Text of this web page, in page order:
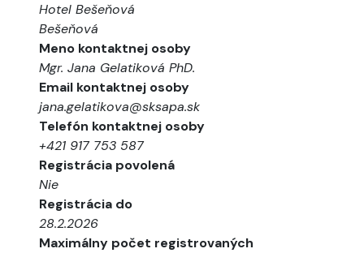
Hotel Bešeňová
Bešeňová
Meno kontaktnej osoby
Mgr. Jana Gelatiková PhD.
Email kontaktnej osoby
jana.gelatikova@sksapa.sk
Telefón kontaktnej osoby
+421 917 753 587
Registrácia povolená
Nie
Registrácia do
28.2.2026
Maximálny počet registrovaných